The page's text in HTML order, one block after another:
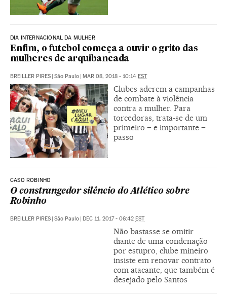
DIA INTERNACIONAL DA MULHER
Enfim, o futebol começa a ouvir o grito das
mulheres de arquibancada
BREILLER PIRES | São Paulo | MAR 08, 2018 - 10:14 EST
Clubes aderem a campanhas
de combate à violência
contra a mulher. Para
torcedoras, trata-se de um
primeiro – e importante –
passo
CASO ROBINHO
O constrangedor silêncio do Atlético sobre
Robinho
BREILLER PIRES | São Paulo | DEC 11, 2017 - 06:42 EST
Não bastasse se omitir
diante de uma condenação
por estupro, clube mineiro
insiste em renovar contrato
com atacante, que também é
desejado pelo Santos